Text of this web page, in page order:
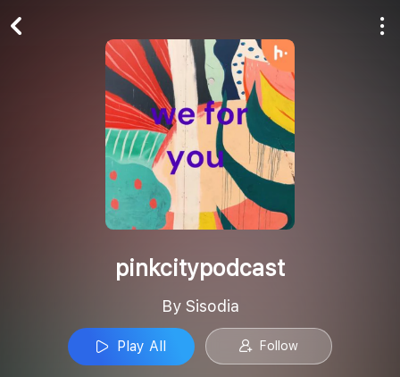
pinkcitypodcast
By Sisodia
Play All Follow